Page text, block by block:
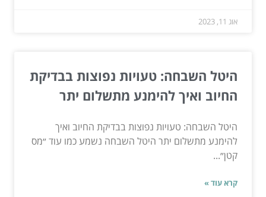
אוג 11, 2023
היטל השבחה: טעויות נפוצות בבדיקת
החיוב ואיך להימנע מתשלום יתר
היטל השבחה: טעויות נפוצות בבדיקת החיוב ואיך
להימנע מתשלום יתר היטל השבחה נשמע כמו עוד ״מס
קטן״...
קרא עוד »